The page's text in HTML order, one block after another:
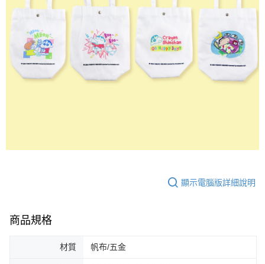
顯示電腦版詳細說明
商品規格
材質 帆布/五金